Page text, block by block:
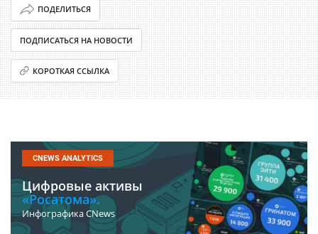
ПОДЕЛИТЬСЯ
ПОДПИСАТЬСЯ НА НОВОСТИ
КОРОТКАЯ ССЫЛКА
CNEWS ANALYTICS
Цифровые активы
«Росатома».
Инфографика CNews